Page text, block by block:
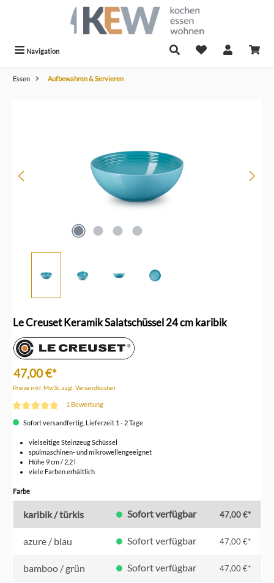
Navigation
Essen Aufbewahren & Servieren
Le Creuset Keramik Salatschüssel 24 cm karibik
47,00 €*
Preise inkl. MwSt. zzgl. Versandkosten
1 Bewertung
Sofort versandfertig, Lieferzeit 1 - 2 Tage
vielseitige Steinzeug Schüssel
spülmaschinen- und mikrowellengeeignet
Höhe 9 cm / 2,2 l
viele Farben erhältlich
Farbeauswählen
karibik / türkis Sofort verfügbar 47,00 €*
azure / blau Sofort verfügbar 47,00 €*
bamboo / grün Sofort verfügbar 47,00 €*